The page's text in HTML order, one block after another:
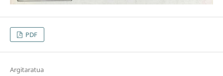
PDF
Argitaratua